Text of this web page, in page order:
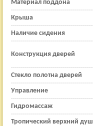
Материал поддона
Крыша
Наличие сидения
Конструкция дверей
Стекло полотна дверей
Управление
Гидромассаж
Тропический верхний душ